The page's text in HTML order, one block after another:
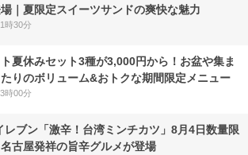
｜夏限定スイーツサンドの爽快な魅力
時30分
夏休みセット3種が3,000円から！お盆や集ま
たりのボリューム&おトクな期間限定メニュー
時00分
レブン「激辛！台湾ミンチカツ」8月4日数量限
古屋発祥の旨辛グルメが登場